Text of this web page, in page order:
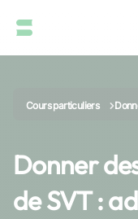
Cours particuliers
Donner
de SVT :